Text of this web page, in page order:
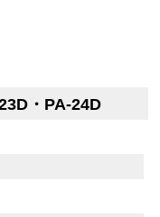
・PA-24D